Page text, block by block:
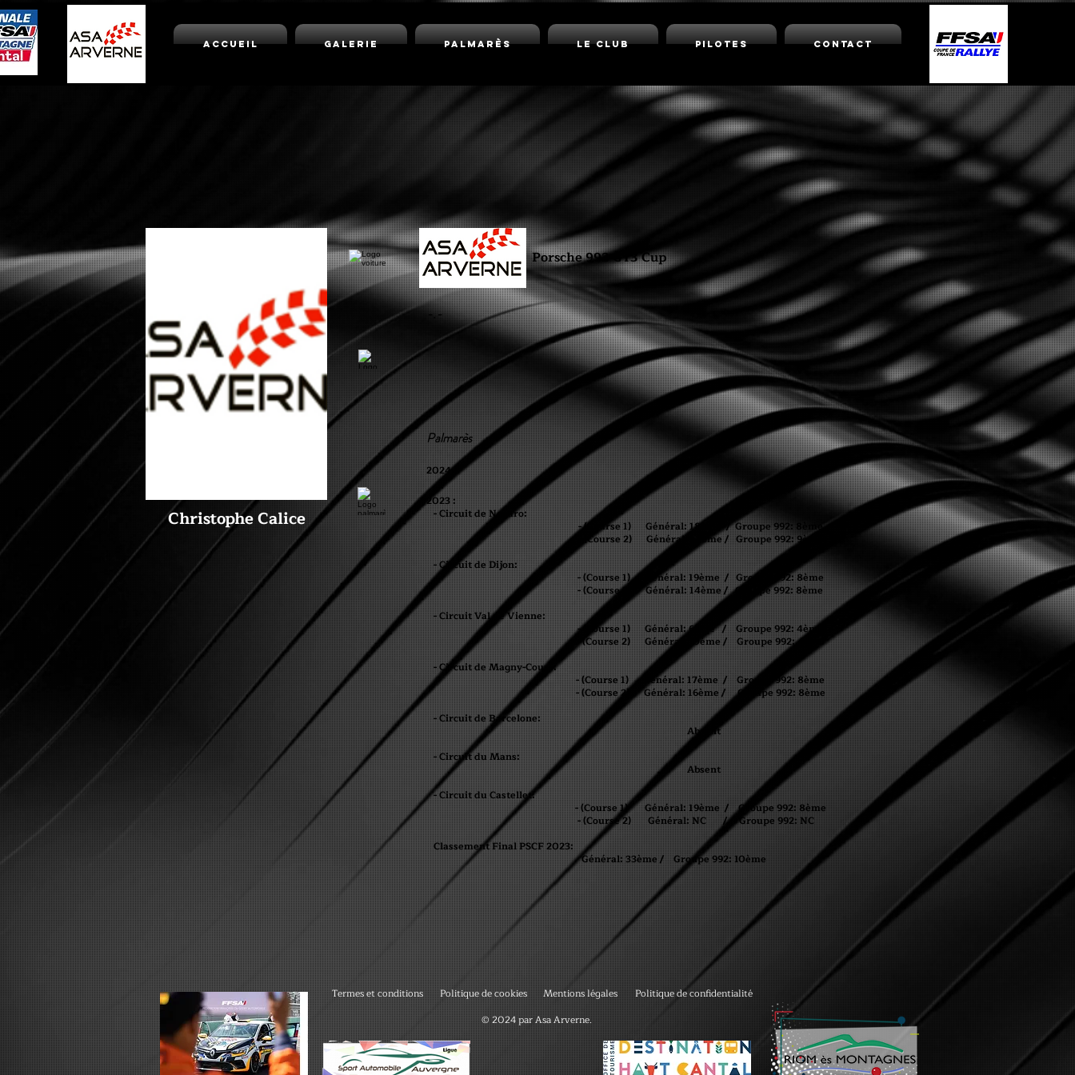
Accueil Galerie Palmarès Le Club Pilotes Contact
Christophe Calice
Porsche 992 GT3 Cup
-.-
Palmarès
2024 :
2023 :
- Circuit de Nogaro:
- (Course 1) Général: 18ème / Groupe 992: 8ème
- (Course 2) Général: 14ème / Groupe 992: 9ème
- Circuit de Dijon:
- (Course 1) Général: 19ème / Groupe 992: 8ème
- (Course 2) Général: 14ème / Groupe 992: 8ème
- Circuit Val de Vienne:
- (Course 1) Général: 6ème / Groupe 992: 4ème
- (Course 2) Général: 10ème / Groupe 992: 4ème
- Circuit de Magny-Cours:
- (Course 1) Général: 17ème / Groupe 992: 8ème
- (Course 2) Général: 16ème / Groupe 992: 8ème
- Circuit de Barcelone:
Absent
- Circuit du Mans:
Absent
- Circuit du Castellet:
- (Course 1) Général: 19ème / Groupe 992: 8ème
- (Course 2) Général: NC / Groupe 992: NC
Classement Final PSCF 2023:
Général: 33ème / Groupe 992: 10ème
Termes et conditions Politique de cookies Mentions légales
Politique de confidentialité
© 2024 par Asa Arverne.